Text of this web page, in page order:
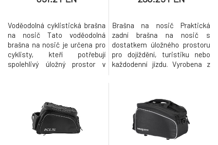
Voděodolná cyklistická brašna
na nosič Tato voděodolná
brašna na nosič je určena pro
cyklisty, kteří potřebují
spolehlivý úložný prostor v
cykloturistiku nebo dlouhé
výpravy – ideální na přepravu
výbavy, oblečení či nákupu.
Vyrobena z odolného PVC, posk
Brašna na nosič Praktická
zadní brašna na nosič s
dostatkem úložného prostoru
pro dojíždění, turistiku nebo
každodenní jízdu. Vyrobena z
ideální na přepravu výbavy,
oblečení nebo nákupu. Pasuje
na většinu standardních
zadních nosičů. Klíčové